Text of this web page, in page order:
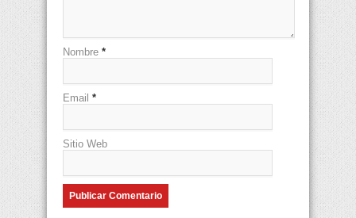
Nombre *
Email *
Sitio Web